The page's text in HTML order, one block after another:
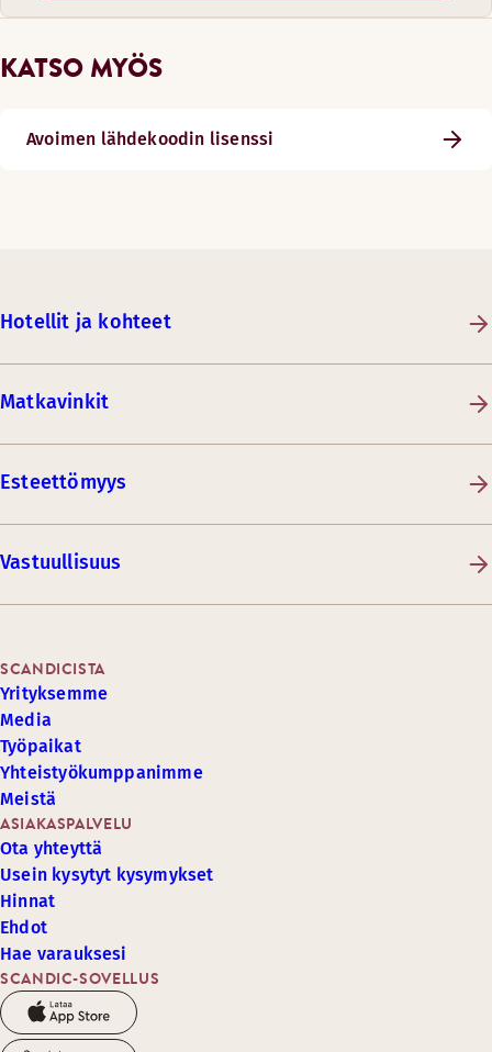
KATSO MYÖS
Avoimen lähdekoodin lisenssi
Hotellit ja kohteet
Matkavinkit
Esteettömyys
Vastuullisuus
SCANDIC-SOVELLUS
ASIAKASPALVELU
Ota yhteyttä
Usein kysytyt kysymykset
Hinnat
Ehdot
Hae varauksesi
SCANDICISTA
Yrityksemme
Media
Työpaikat
Yhteistyökumppanimme
Meistä